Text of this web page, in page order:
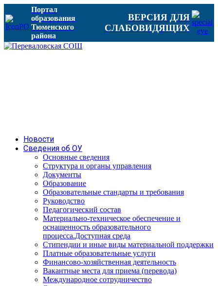
Портал
образования
Тюменского
района
ВЕРСИЯ ДЛЯ
СЛАБОВИДЯЩИХ
Новости
Сведения об ОУ
Основные сведения
Структура и органы управления
Документы
Образование
Образовательные стандарты и требования
Руководство
Педагогический состав
Материально-техническое обеспечение и
оснащенность образовательного
процесса.Доступная среда
Стипендии и иные виды материальной поддержки
Платные образовательные услуги
Финансово-хозяйственная деятельность
Вакантные места для приема (перевода)
Международное сотрудничество